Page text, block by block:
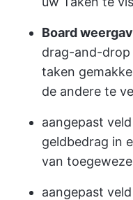
Board
drag-and-
taken
de andere te
aangepast veld
geldbedrag in
van
aangepast veld